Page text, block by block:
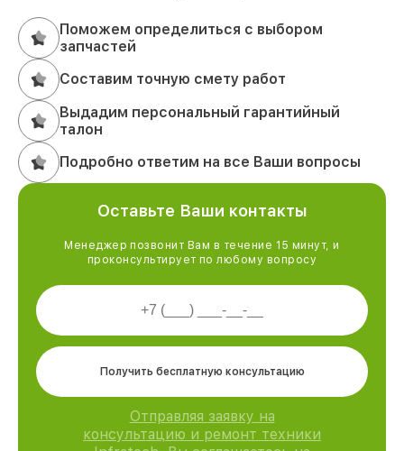
Поможем определиться с выбором
запчастей
Составим точную смету работ
Выдадим персональный гарантийный
талон
Подробно ответим на все Ваши вопросы
Оставьте Ваши контакты
Менеджер позвонит Вам в течение 15 минут, и
проконсультирует по любому вопросу
Получить бесплатную консультацию
Отправляя заявку на
консультацию и ремонт техники